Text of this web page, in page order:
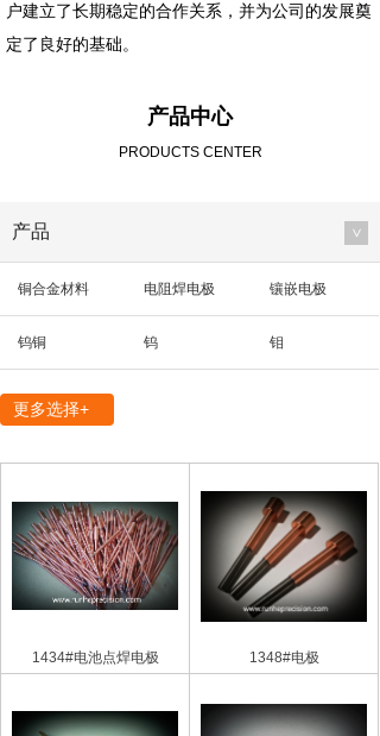
户建立了长期稳定的合作关系，并为公司的发展奠
定了良好的基础。
产品中心
PRODUCTS CENTER
产品 >
铜合金材料 电阻焊电极 镶嵌电极
钨铜 钨 钼
精密机械部件
更多选择+
1434#电池点焊电极 1348#电极